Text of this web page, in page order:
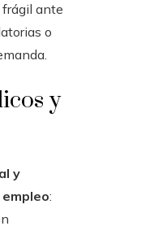
ante
o
y
y
: